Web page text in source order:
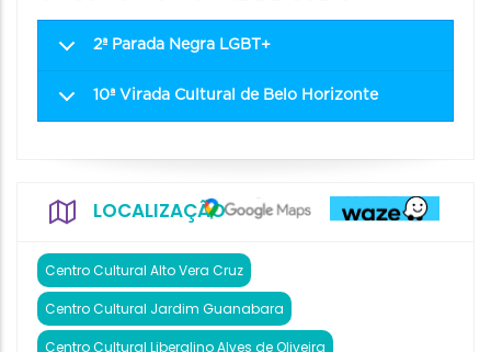
2ª Parada Negra LGBT+
10ª Virada Cultural de Belo Horizonte
LOCALIZAÇÃO
Centro Cultural Alto Vera Cruz
Centro Cultural Jardim Guanabara
Centro Cultural Liberalino Alves de Oliveira